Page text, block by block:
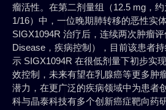
瘤活性。在第二剂量组（12.5 mg，
1/16）中，一位晚期肺转移的恶性实
SIGX1094R 治疗后，连续两次肿瘤
Disease，疾病控制），目前该患者
示 SIGX1094R 在很低剂量下初步实
效控制，未来有望在乳腺癌等更多肿
潜力，在更广泛的疾病领域中为患者
科与晶泰科技有多个创新癌症靶向药